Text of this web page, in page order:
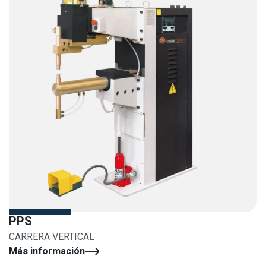
PPS
CARRERA VERTICAL
Más información